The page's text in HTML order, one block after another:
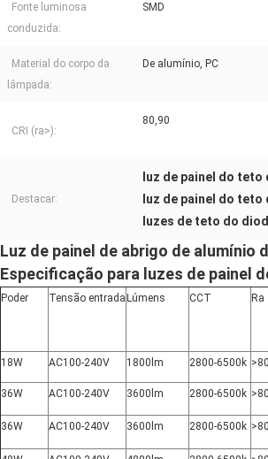
Fonte luminosa
conduzida:
SMD
Material do corpo da
lâmpada:
De alumínio, PC
CRI (ra>):
80,90
Destacar:
luz de painel do
luz de painel do
luzes de teto do
Luz de painel de abrigo de alumínio
Especificação para luzes de painel
Poder Tensão entrada Lúmens CCT Ra
18W
AC100-240V 1800lm 2800-6500k >80
36W AC100-240V 3600lm 2800-6500k >80
36W AC100-240V 3600lm 2800-6500k >80